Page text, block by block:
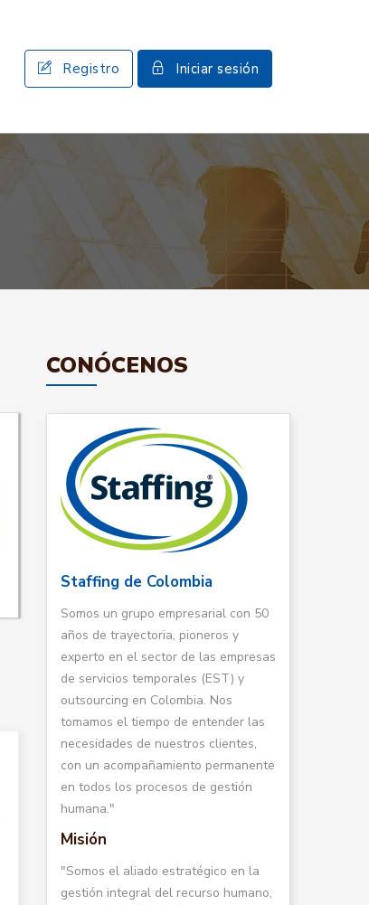
Registro Iniciar sesión
CONÓCENOS
Staffing de Colombia
Somos un grupo empresarial con 50
años de trayectoria, pioneros y
experto en el sector de las empresas
de servicios temporales (EST) y
outsourcing en Colombia. Nos
tomamos el tiempo de entender las
necesidades de nuestros clientes,
con un acompañamiento permanente
en todos los procesos de gestión
humana."
Misión
"Somos el aliado estratégico en la
gestión integral del recurso humano,